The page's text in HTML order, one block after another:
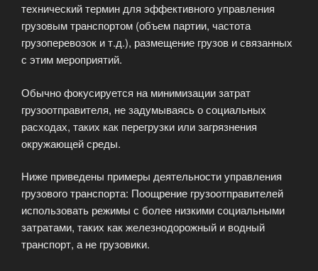
технический термин для эффективного управления
грузовым транспортом (объем партии, частота
грузоперевозок и т.д.), размещение грузов и связанных
с этим мероприятий.
Обычно фокусируется на минимизации затрат
грузоотправителя, не задумываясь о социальных
расходах, таких как перегрузки или загрязнения
окружающей среды.
Ниже приведены примеры деятельности управления
грузового транспорта: Поощрение грузоотправителей
использовать режимы с более низкими социальными
затратами, таких как железнодорожный и водный
транспорт, а не грузовики.